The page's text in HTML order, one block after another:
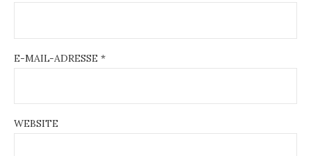
E-MAIL-ADRESSE *
WEBSITE